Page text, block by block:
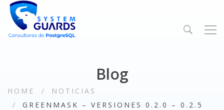
Blog
HOME
NOTICIAS
GREENMASK – VERSIONES 0.2.0 – 0.2.5